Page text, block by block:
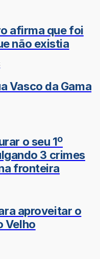
afirma que foi
não existia
Vasco da Gama
o seu 1º
3 crimes
fronteira
aproveitar o
Velho